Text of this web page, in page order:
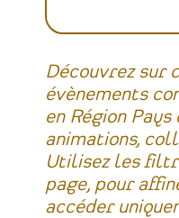
Découvrez sur
évènements
en Région
animations,
Utilisez les
page, pour
accéder